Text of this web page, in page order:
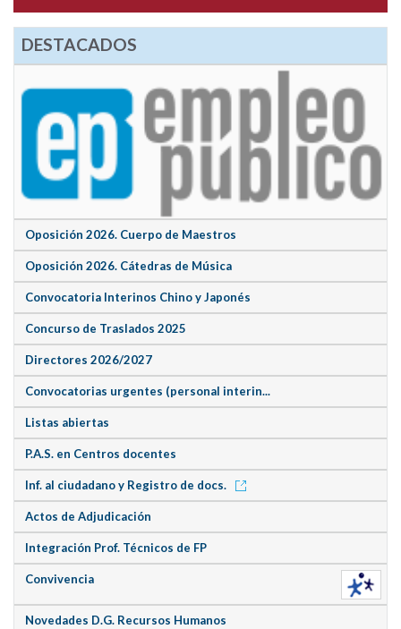
DESTACADOS
Oposición 2026. Cuerpo de Maestros
Oposición 2026. Cátedras de Música
Convocatoria Interinos Chino y Japonés
Concurso de Traslados 2025
Directores 2026/2027
Convocatorias urgentes (personal interin...
Listas abiertas
P.A.S. en Centros docentes
Inf. al ciudadano y Registro de docs.
Actos de Adjudicación
Integración Prof. Técnicos de FP
Convivencia
Novedades D.G. Recursos Humanos